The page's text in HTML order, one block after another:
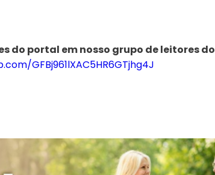
do portal em nosso grupo de leitores do
GFBj961lXAC5HR6GTjhg4J